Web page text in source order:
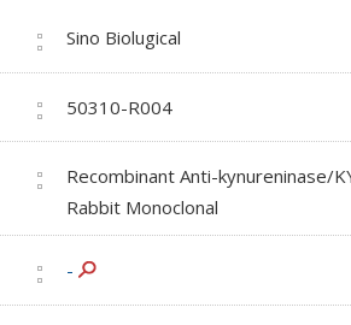
Sino Biolugical
50310-R004
Recombinant Anti-kynureninase/
Rabbit Monoclonal
-